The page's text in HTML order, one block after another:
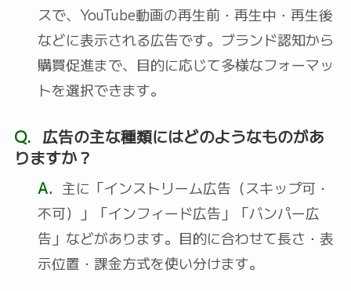
スで、YouTube動画の再生前・再生中・再生後
などに表示される広告です。ブランド認知から
購買促進まで、目的に応じて多様なフォーマッ
トを選択できます。
Q. 広告の主な種類にはどのようなものがあ
りますか？
A. 主に「インストリーム広告（スキップ可・
不可）」「インフィード広告」「バンパー広
告」などがあります。目的に合わせて長さ・表
示位置・課金方式を使い分けます。